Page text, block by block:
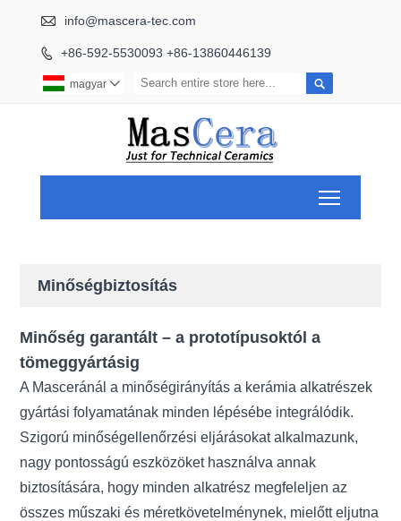
 info@mascera-tec.com
 +86-592-5530093 +86-13860446139

magyar 
Minőségbiztosítás
Minőség garantált – a prototípusoktól a
tömeggyártásig
A Masceránál a minőségirányítás a kerámia alkatrészek
gyártási folyamatának minden lépésébe integrálódik.
Szigorú minőségellenőrzési eljárásokat alkalmazunk,
nagy pontosságú eszközöket használva annak
biztosítására, hogy minden alkatrész megfeleljen az
összes műszaki és méretkövetelménynek, mielőtt eljutna